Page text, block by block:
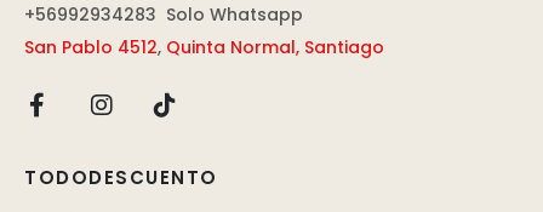
+56992934283 Solo Whatsapp
San Pablo 4512, Quinta Normal, Santiago
TODODESCUENTO